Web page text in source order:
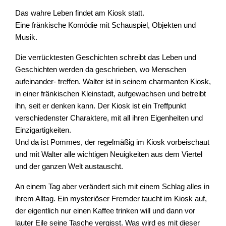
Das wahre Leben findet am Kiosk statt.
Eine fränkische Komödie mit Schauspiel, Objekten und
Musik.
Die verrücktesten Geschichten schreibt das Leben und
Geschichten werden da geschrieben, wo Menschen
aufeinander- treffen. Walter ist in seinem charmanten Kiosk,
in einer fränkischen Kleinstadt, aufgewachsen und betreibt
ihn, seit er denken kann. Der Kiosk ist ein Treffpunkt
verschiedenster Charaktere, mit all ihren Eigenheiten und
Einzigartigkeiten.
Und da ist Pommes, der regelmäßig im Kiosk vorbeischaut
und mit Walter alle wichtigen Neuigkeiten aus dem Viertel
und der ganzen Welt austauscht.
An einem Tag aber verändert sich mit einem Schlag alles in
ihrem Alltag. Ein mysteriöser Fremder taucht im Kiosk auf,
der eigentlich nur einen Kaffee trinken will und dann vor
lauter Eile seine Tasche vergisst. Was wird es mit dieser